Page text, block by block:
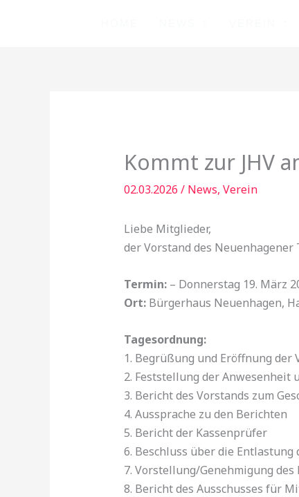
Kommt zur JHV
02.03.2026 / News, Verein
Liebe Mitglieder,
der Vorstand des
Termin:– Donnerstag 19. März
Ort:Bürgerhaus Neuenhagen,
Tagesordnung:
1. Begrüßung und Eröffnung der
2. Feststellung der Anwesenheit
3. Bericht des Vorstands zum
4. Aussprache zu den Berichten
5. Bericht der Kassenprüfer
6. Beschluss über die Entlastung
7. Vorstellung/Genehmigung
8. Bericht des Ausschusses für